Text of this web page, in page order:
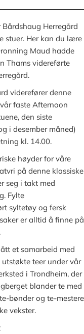
Herregård
stuer. Her kan du lære
Maud hadde
Thams videreførte
viderefører denne
faste Afternoon
den siste
i desember måned)
kl. 14.00.
høyder for våre
på denne klassiske
seg i takt med
Fylte
syltetøy og fersk
er alltid å finne på
et samarbeid med
teer under vår
i Trondheim, der
blander te med
bønder og te-mestere
vekster.